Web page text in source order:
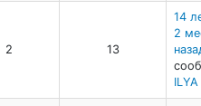
2 13
14
2